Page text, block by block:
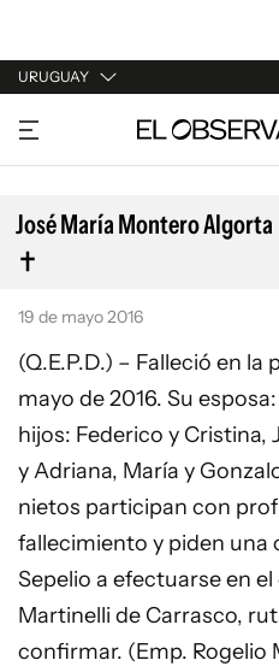
URUGUAY
URUGUAY
ARGENTINA
ESPAÑA
ESTADOS UNIDOS
José María Montero Algorta
19 de mayo 2016
(Q.E.P.D.) – Falleció en la
mayo de 2016. Su
hijos: Federico y Cristina,
y Adriana, María y
nietos participan con
fallecimiento y piden una
Sepelio a efectuarse en
Martinelli de Carrasco,
confirmar. (Emp. Rogelio